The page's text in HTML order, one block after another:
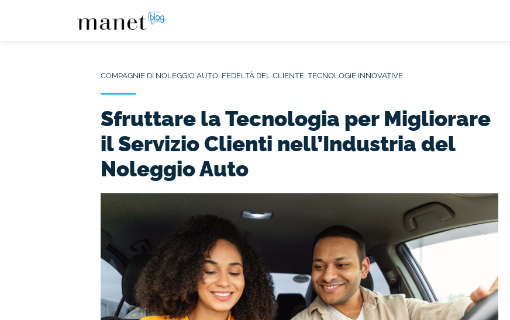
COMPAGNIE DI NOLEGGIO AUTO, FEDELTÀ DEL CLIENTE, TECNOLOGIE INNOVATIVE
Sfruttare la Tecnologia per Migliorare
il Servizio Clienti nell’Industria del
Noleggio Auto